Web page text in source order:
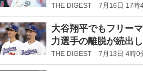
さ”で首位転落の可能
THE DIGEST 7月16日 17時
大谷翔平でもフリー
力選手の離脱が続出
メディア紹介
THE DIGEST 7月13日 4時0